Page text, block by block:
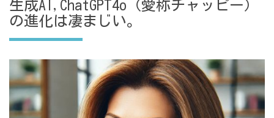
生成AI,ChatGPT4o（愛称チャッピー）
の進化は凄まじい。